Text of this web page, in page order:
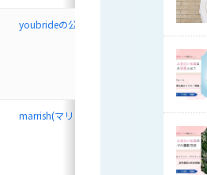
youbrideの公式サイト
marrish(マリッシュ) の公式サイト